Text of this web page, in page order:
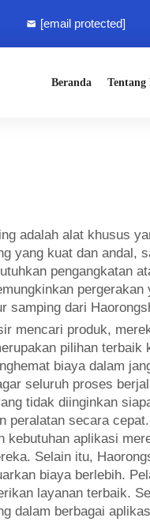
[email protected]
Beranda
adalah alat khusus
yang kuat dan andal,
pengangkatan
samping dari
mencari produk,
pilihan
biaya dalam
seluruh proses
tidak diinginkan
peralatan secara
kebutuhan aplikasi
Selain itu,
biaya berlebih.
layanan terbaik.
dalam berbagai